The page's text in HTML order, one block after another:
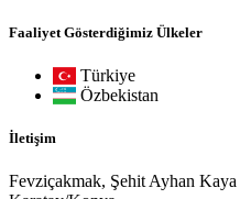
Faaliyet Gösterdiğimiz Ülkeler
Türkiye
Özbekistan
İletişim
Fevziçakmak, Şehit Ayhan